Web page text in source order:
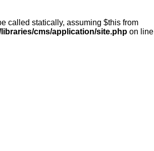
called statically, assuming $this from
cms/application/site.php on line